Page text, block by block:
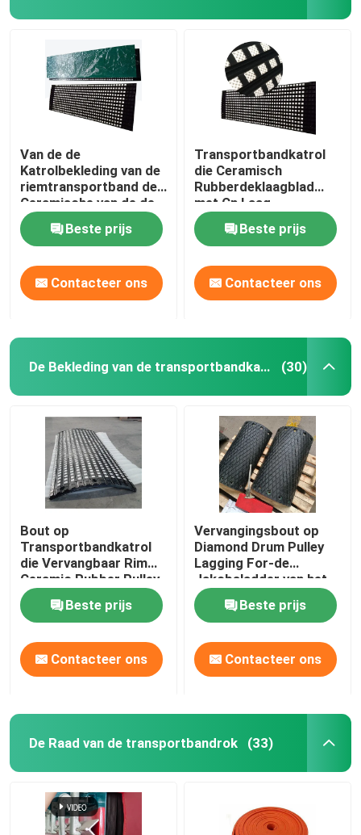
Van de de
Katrolbekleding van de
riemtransportband de
Ceramische van de de
Trommelkatrol
Rubberbekleding
Beste prijs
Contacteer ons
Transportbandkatrol
die Ceramisch
Rubberdeklaagblad
met Cn Laag
achterblijven Plakkend
Beste prijs
Contacteer ons
De Bekleding van de transportbandkatrol (30)
Bout op
Transportbandkatrol
die Vervangbaar Rim
Ceramic Rubber Pulley
Lagging achterblijven
Beste prijs
Contacteer ons
Vervangingsbout op
Diamond Drum Pulley
Lagging For-de
Jakobsladder van het
Ovenvoer
Beste prijs
Contacteer ons
De Raad van de transportbandrok (33)